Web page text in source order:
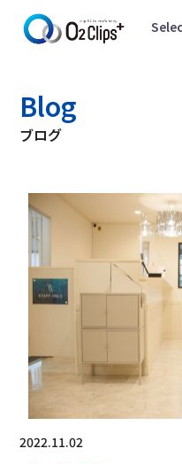
Blog
ブログ
2022.11.02